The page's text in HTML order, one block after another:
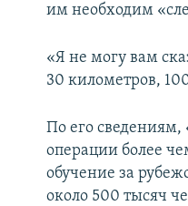
им необходим
«Я не могу вам
30 километров,
По его
операции более
обучение за
около 500 тысяч